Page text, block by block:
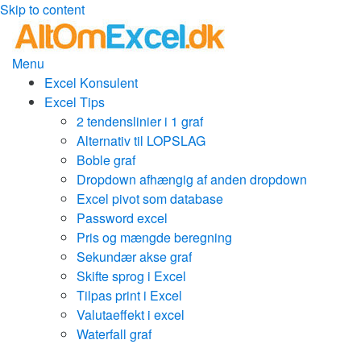
Skip to content
Menu
Excel Konsulent
Excel Tips
2 tendenslinier i 1 graf
Alternativ til LOPSLAG
Boble graf
Dropdown afhængig af anden dropdown
Excel pivot som database
Password excel
Pris og mængde beregning
Sekundær akse graf
Skifte sprog i Excel
Tilpas print i Excel
Valutaeffekt i excel
Waterfall graf